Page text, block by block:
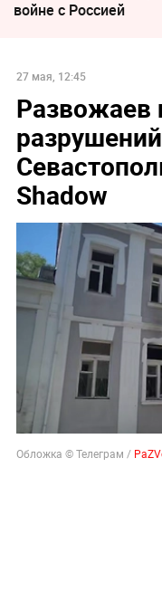
войне с Россией
27 мая, 12:45
Развожаев
Shadow
Обложка © Телеграм /